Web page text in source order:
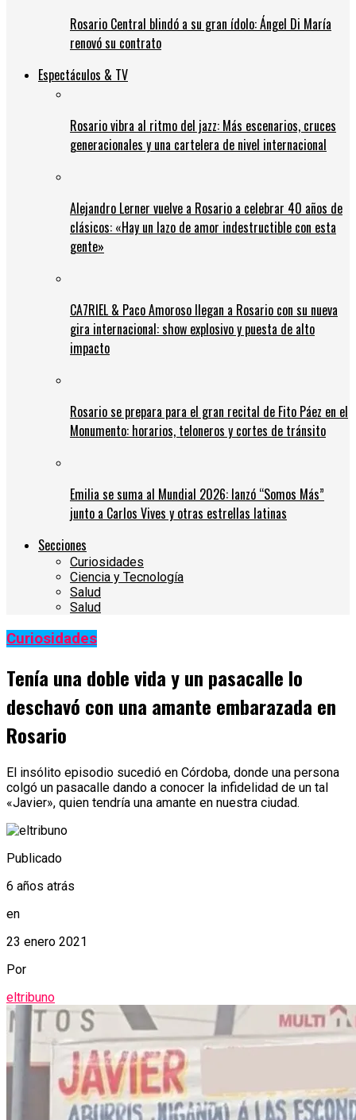
Rosario Central blindó a su gran ídolo: Ángel Di María
renovó su contrato
Espectáculos & TV
Rosario vibra al ritmo del jazz: Más escenarios, cruces
generacionales y una cartelera de nivel internacional
Alejandro Lerner vuelve a Rosario a celebrar 40 años de
clásicos: «Hay un lazo de amor indestructible con esta
gente»
CA7RIEL & Paco Amoroso llegan a Rosario con su nueva
gira internacional: show explosivo y puesta de alto
impacto
Rosario se prepara para el gran recital de Fito Páez en el
Monumento: horarios, teloneros y cortes de tránsito
Emilia se suma al Mundial 2026: lanzó “Somos Más”
junto a Carlos Vives y otras estrellas latinas
Secciones
Curiosidades
Ciencia y Tecnología
Salud
Salud
Curiosidades
Tenía una doble vida y un pasacalle lo
deschavó con una amante embarazada en
Rosario
El insólito episodio sucedió en Córdoba, donde una persona
colgó un pasacalle dando a conocer la infidelidad de un tal
«Javier», quien tendría una amante en nuestra ciudad.
Publicado
6 años atrás
en
23 enero 2021
Por
eltribuno